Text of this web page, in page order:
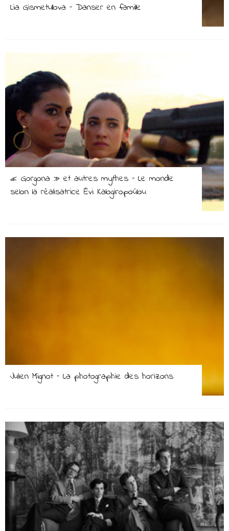
Lia Gismetullova – Danser en famille
« Gorgona » et autres mythes – Le monde
selon la réalisatrice Évi Kalogiropoúlou
Julien Mignot – La photographie des horizons